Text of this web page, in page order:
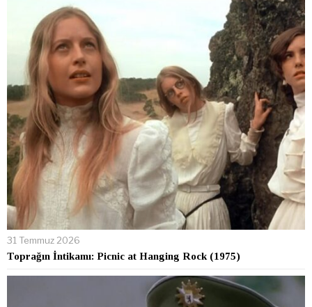
31 Temmuz 2026
Toprağın İntikamı: Picnic at Hanging Rock (1975)